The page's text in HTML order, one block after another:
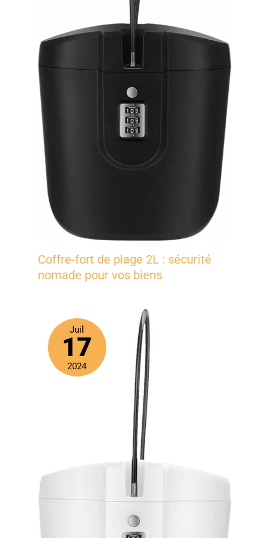
véhicule, l'accès aux sacs sur le toit de votre voiture est
particulièrement facile et pratique, ce qui facilite
l'accès aux petites personnes. Chaque sac du set est
équipé de boucles élastiques colorées
interchangeables, ce qui vous permet de reconnaître
votre sac en un coup d’œil sans avoir à l’ouvrir. Cette
fonctionnalité permet de gagner du temps et facilite
avant pratique permet un accès rapide au contenu au
fond du sac sans avoir à tout vider. Les sacs sont
fabriqués à partir de matériaux de haute qualité et
hydrofuges, qui protègent leur contenu contre les
éclaboussures. En outre, une fermeture éclair étanche
offre une protection renforcée contre les éléments. Le
confort de transport est assuré par une poignée en cuir
l'environnement, mais aussi agréable à tenir. Avec ce
kit de sacs de toit, vous êtes parfaitement équipé pour
tout voyage, que ce soit pour une courte excursion ou
un long trajet en vacances. Il allie durabilité, commodité
et efficacité en un seul produit et en fait le compagnon
indispensable des voyageurs modernes.
Coffre-fort de plage 2L : sécurité
nomade pour vos biens
Juil
17
2024